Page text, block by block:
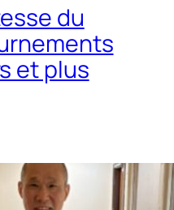
du
et plus